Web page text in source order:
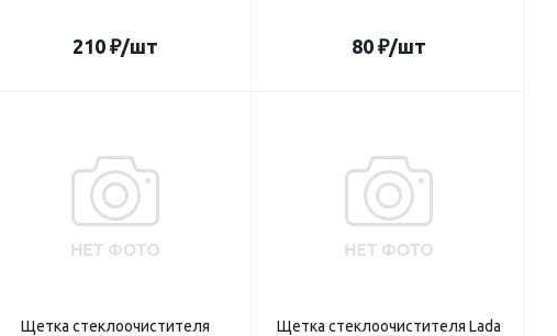
210₽/шт 80₽/шт
Щетка стеклоочистителя
Щетка стеклоочистителя Lada